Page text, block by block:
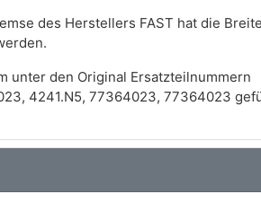
des Herstellers FAST hat die
unter den Original Ersatzteilnummern
4241.N5, 77364023, 77364023